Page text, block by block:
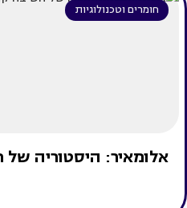
חומרים וטכנולוגיות
אלומאיר: היסטוריה